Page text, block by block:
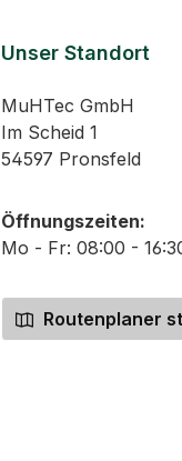
Unser Standort
MuHTec GmbH
Im Scheid 1
54597 Pronsfeld
Öffnungszeiten:
Mo - Fr: 08:00 -
Routenplaner